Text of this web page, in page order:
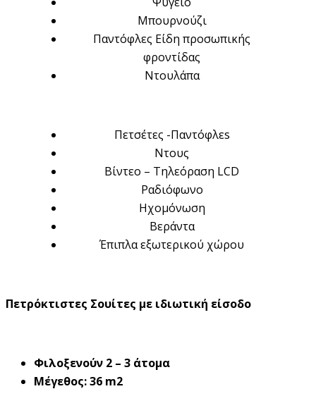
Μπουρνούζι
Παντόφλες Είδη προσωπικής
φροντίδας
Ντουλάπα
Πετσέτες -Παντόφλεs
Ντους
Βίντεο – Τηλεόραση LCD
Ραδιόφωνο
Ηχομόνωση
Βεράντα
Έπιπλα εξωτερικού χώρου
Πετρόκτιστες Σουίτες με ιδιωτική είσοδο
Φιλοξενούν 2 – 3 άτομα
Μέγεθος: 36 m2